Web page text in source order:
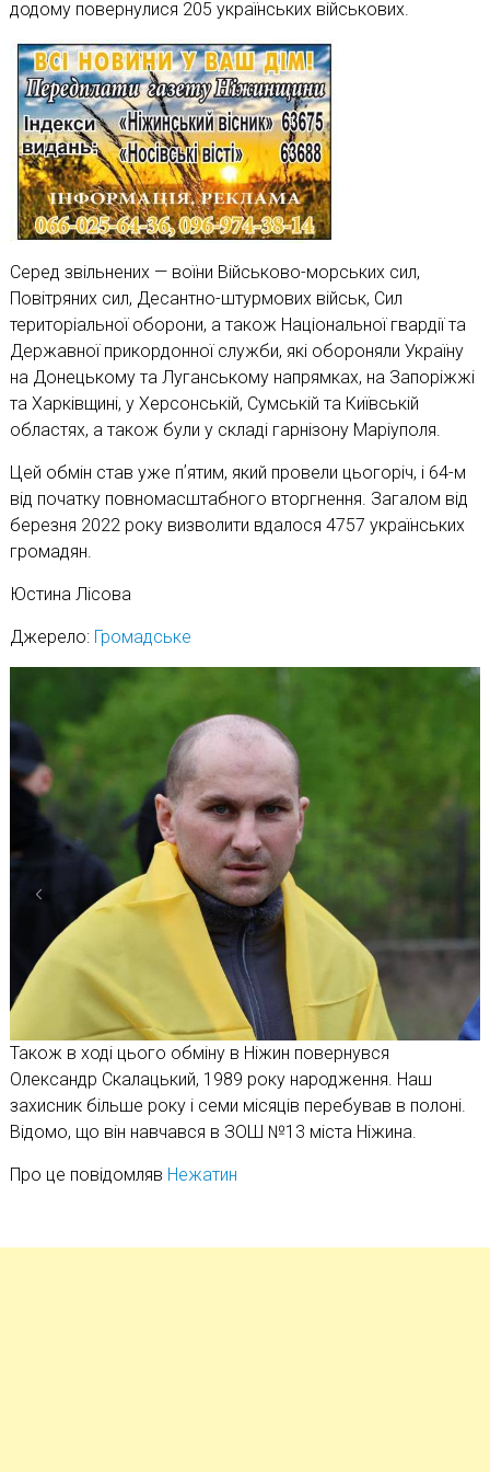
додому повернулися 205 українських військових.
Серед звільнених — воїни Військово-морських сил,
Повітряних сил, Десантно-штурмових військ, Сил
територіальної оборони, а також Національної гвардії та
Державної прикордонної служби, які обороняли Україну
на Донецькому та Луганському напрямках, на Запоріжжі
та Харківщині, у Херсонській, Сумській та Київській
областях, а також були у складі гарнізону Маріуполя.
Цей обмін став уже пʼятим, який провели цьогоріч, і 64-м
від початку повномасштабного вторгнення. Загалом від
березня 2022 року визволити вдалося 4757 українських
громадян.
Юстина Лісова
Джерело: Громадське
Також в ході цього обміну в Ніжин повернувся
Олександр Скалацький, 1989 року народження. Наш
захисник більше року і семи місяців перебував в полоні.
Відомо, що він навчався в ЗОШ №13 міста Ніжина.
Про це повідомляв Нежатин